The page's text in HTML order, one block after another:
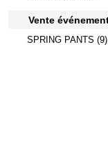
Vente
SPRING PANTS (9)